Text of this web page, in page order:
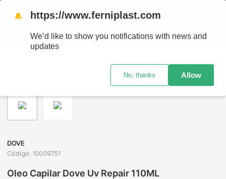
DOVE
Código: 10009751
Oleo Capilar Dove Uv Repair 110ML
🔔 https://www.ferniplast.com
We’d like to show you notifications with news and
updates
No, thanks Allow